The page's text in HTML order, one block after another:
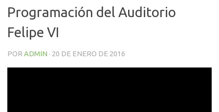
Programación del Auditorio
Felipe VI
POR ADMIN · 20 DE ENERO DE 2016